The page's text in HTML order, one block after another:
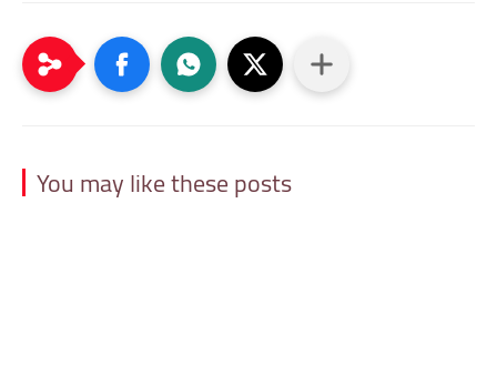
You may like these posts